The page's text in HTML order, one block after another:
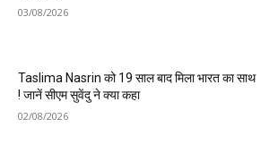
03/08/2026
Taslima Nasrin को 19 साल बाद मिला भारत का साथ
! जानें सीएम सुवेंदु ने क्या कहा
02/08/2026